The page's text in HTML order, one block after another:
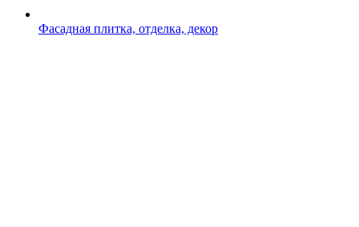
Фасадная плитка, отделка, декор